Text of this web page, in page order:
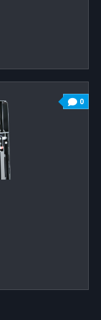
0